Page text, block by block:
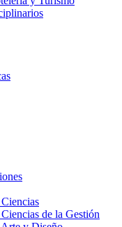
de la Gestión